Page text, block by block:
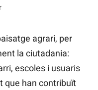
agrari, per
la ciutadania:
escoles i usuaris
que han contribuït